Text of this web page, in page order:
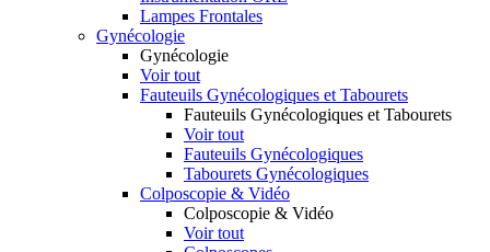
Lampes Frontales
Gynécologie
Gynécologie
Voir tout
Fauteuils Gynécologiques et Tabourets
Fauteuils Gynécologiques et Tabourets
Voir tout
Fauteuils Gynécologiques
Tabourets Gynécologiques
Colposcopie & Vidéo
Colposcopie & Vidéo
Voir tout